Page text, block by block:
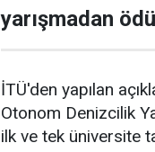
yarışmadan
İTÜ'den yapılan
Otonom Denizcilik
ilk ve tek üniversite